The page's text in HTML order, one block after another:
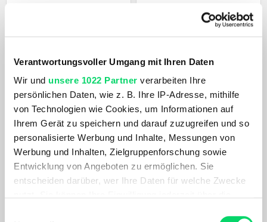
Verantwortungsvoller Umgang mit Ihren Daten
Wir und unsere 1022 Partner verarbeiten Ihre
persönlichen Daten, wie z. B. Ihre IP-Adresse, mithilfe
von Technologien wie Cookies, um Informationen auf
Ihrem Gerät zu speichern und darauf zuzugreifen und so
personalisierte Werbung und Inhalte, Messungen von
Werbung und Inhalten, Zielgruppenforschung sowie
Entwicklung von Angeboten zu ermöglichen. Sie
entscheiden darüber, wer Ihre Daten für welche Zwecke
Fischer
RC5 Skate
264,99 €
Fischer
Xj Sprint
94,99 €